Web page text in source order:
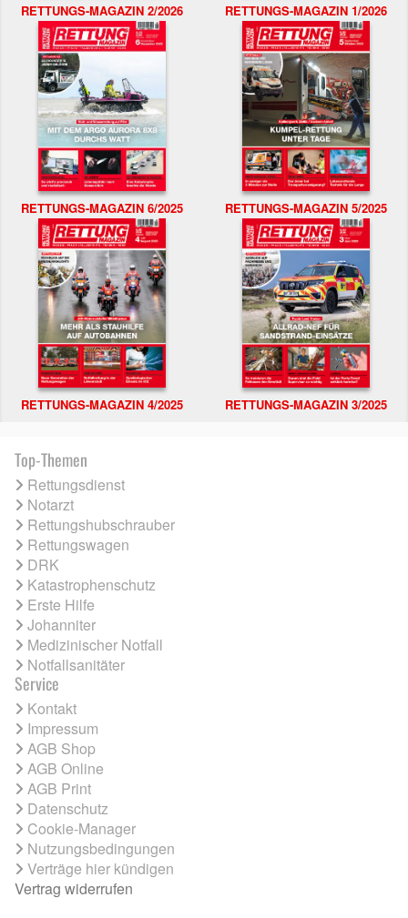
RETTUNGS-MAGAZIN 2/2026 RETTUNGS-MAGAZIN 1/2026
RETTUNGS-MAGAZIN 6/2025 RETTUNGS-MAGAZIN 5/2025
RETTUNGS-MAGAZIN 4/2025 RETTUNGS-MAGAZIN 3/2025
Top-Themen
Rettungsdienst
Notarzt
Rettungshubschrauber
Rettungswagen
DRK
Katastrophenschutz
Erste Hilfe
Johanniter
Medizinischer Notfall
Notfallsanitäter
Service
Kontakt
Impressum
AGB Shop
AGB Online
AGB Print
Datenschutz
Cookie-Manager
Nutzungsbedingungen
Verträge hier kündigen
Vertrag widerrufen